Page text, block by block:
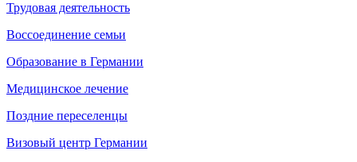
Трудовая деятельность
Воссоединение семьи
Образование в Германии
Медицинское лечение
Поздние переселенцы
Визовый центр Германии